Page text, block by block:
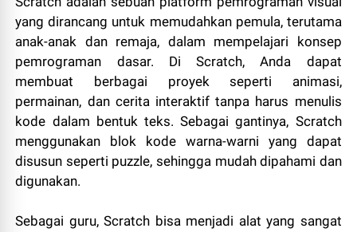
yang dirancang untuk memudahkan pemula, terutama
anak-anak dan remaja, dalam mempelajari konsep
pemrograman dasar. Di Scratch, Anda dapat
membuat berbagai proyek seperti animasi,
permainan, dan cerita interaktif tanpa harus menulis
kode dalam bentuk teks. Sebagai gantinya, Scratch
menggunakan blok kode warna-warni yang dapat
disusun seperti puzzle, sehingga mudah dipahami dan
digunakan.
Sebagai guru, Scratch bisa menjadi alat yang sangat